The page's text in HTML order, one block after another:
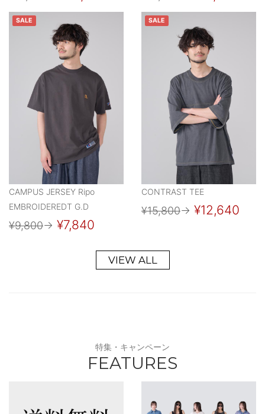
SALE
CAMPUS JERSEY Ripo
EMBROIDEREDT G.D
¥9,800→ ¥7,840
SALE
CONTRAST TEE
¥15,800→ ¥12,640
VIEW ALL
特集・キャンペーン
FEATURES